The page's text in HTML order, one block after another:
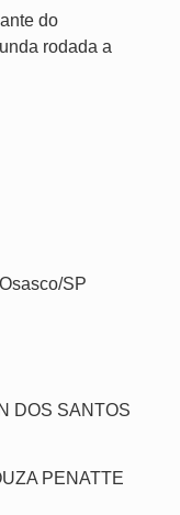
do
rodada a
SP
DOS SANTOS
PENATTE